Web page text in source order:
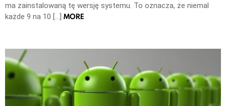
ma zainstalowaną tę wersję systemu. To oznacza, że niemal
każde 9 na 10 […] MORE